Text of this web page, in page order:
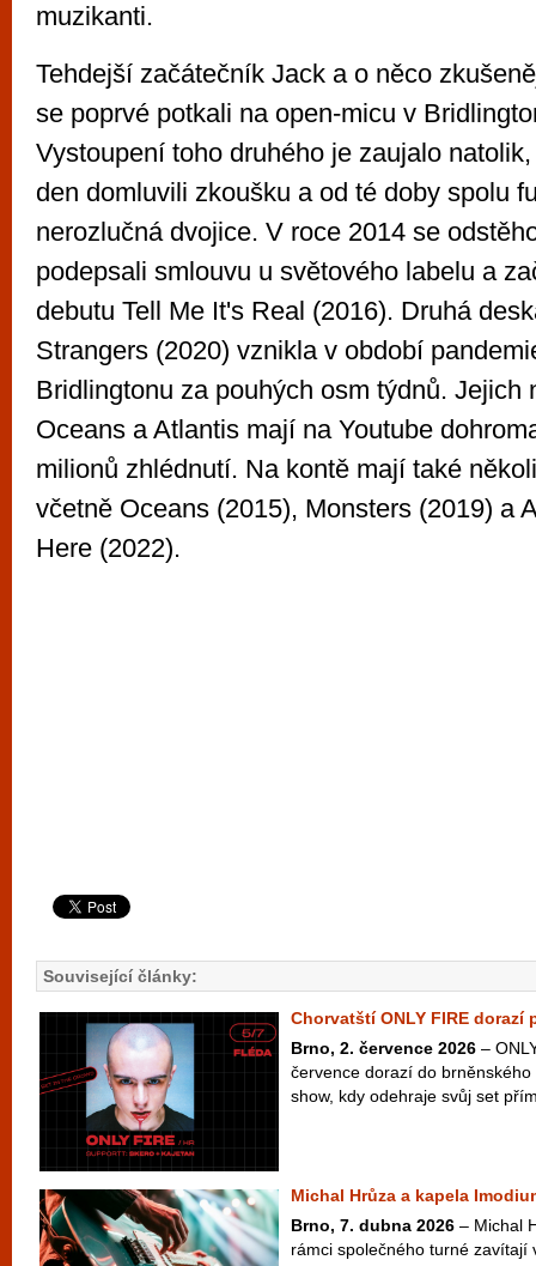
muzikanti.
Tehdejší začátečník Jack a o něco
se poprvé potkali na open-micu v
Vystoupení toho druhého je zaujalo
den domluvili zkoušku a od té doby spolu
nerozlučná dvojice. V roce 2014 se
podepsali smlouvu u světového labelu a
debutu Tell Me It's Real (2016). Druhá
Strangers (2020) vznikla v období
Bridlingtonu za pouhých osm týdnů. Jejich
Oceans a Atlantis mají na Youtube
milionů zhlédnutí. Na kontě mají také
včetně Oceans (2015), Monsters (2019) a
Here (2022).
Související články:
Chorvatští ONLY FIRE dorazí
Brno, 2. července 2026 –
července dorazí do
show, kdy odehraje svůj set
Michal Hrůza a kapela
Brno, 7. dubna 2026 – Michal
rámci společného turné zavítají